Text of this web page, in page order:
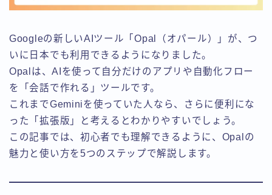
運営者情報
Googleの新しいAIツール「Opal（オパール）」が、つ
いに日本でも利用できるようになりました。
Opalは、AIを使って自分だけのアプリや自動化フロー
を「会話で作れる」ツールです。
これまでGeminiを使っていた人なら、さらに便利にな
った「拡張版」と考えるとわかりやすいでしょう。
この記事では、初心者でも理解できるように、Opalの
魅力と使い方を5つのステップで解説します。